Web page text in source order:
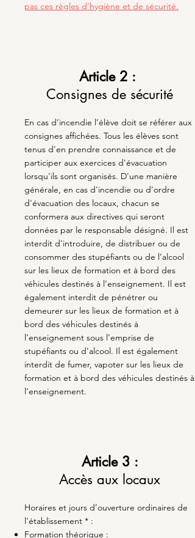
pas ces règles d’hygiène et de sécurité.
Article 2 :
Consignes de sécurité
En cas d’incendie l’élève doit se référer aux
consignes affichées. Tous les élèves sont
tenus d'en prendre connaissance et de
participer aux exercices d'évacuation
lorsqu'ils sont organisés. D'une manière
générale, en cas d'incendie ou d'ordre
d'évacuation des locaux, chacun se
conformera aux directives qui seront
données par le responsable désigné. Il est
interdit d’introduire, de distribuer ou de
consommer des stupéfiants ou de l’alcool
sur les lieux de formation et à bord des
véhicules destinés à l’enseignement. Il est
également interdit de pénétrer ou
demeurer sur les lieux de formation et à
bord des véhicules destinés à
l’enseignement sous l’emprise de
stupéfiants ou d’alcool. Il est également
interdit de fumer, vapoter sur les lieux de
formation et à bord des véhicules destinés à
l’enseignement.
Article 3 :
Accès aux locaux
Horaires et jours d’ouverture ordinaires de
l’établissement * :
Formation théorique :